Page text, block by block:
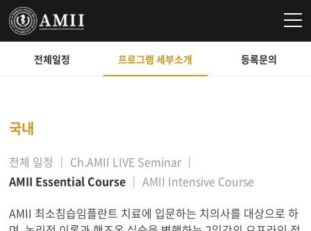
전체일정 프로그램 세부소개 등록문의
국내
전체 일정
Ch.AMII LIVE Seminar
AMII Essential Course
AMII Intensive Course
AMII 최소침습임플란트 치료에 입문하는 치의사를 대상으로 하